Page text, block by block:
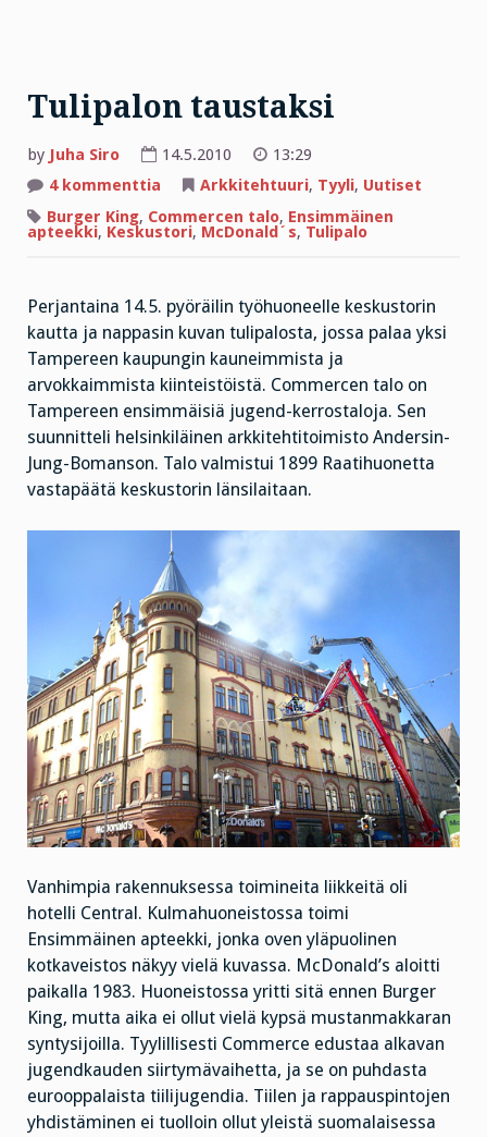
Tulipalon taustaksi
by Juha Siro 14.5.2010
13:29
4 kommenttia artikkeliin
taustaksi
Arkkitehtuuri, Tyyli, Uutiset
Burger King, Commercen talo, Ensimmäinen
apteekki, Keskustori, McDonald´s, Tulipalo
Perjantaina 14.5. pyöräilin työhuoneelle keskustorin
kautta ja nappasin kuvan tulipalosta, jossa palaa yksi
Tampereen kaupungin kauneimmista ja
arvokkaimmista kiinteistöistä. Commercen talo on
Tampereen ensimmäisiä jugend-kerrostaloja. Sen
suunnitteli helsinkiläinen arkkitehtitoimisto Andersin-
Jung-Bomanson. Talo valmistui 1899 Raatihuonetta
vastapäätä keskustorin länsilaitaan.
Vanhimpia rakennuksessa toimineita liikkeitä oli
hotelli Central. Kulmahuoneistossa toimi
Ensimmäinen apteekki, jonka oven yläpuolinen
kotkaveistos näkyy vielä kuvassa. McDonald’s aloitti
paikalla 1983. Huoneistossa yritti sitä ennen Burger
King, mutta aika ei ollut vielä kypsä mustanmakkaran
syntysijoilla. Tyylillisesti Commerce edustaa alkavan
jugendkauden siirtymävaihetta, ja se on puhdasta
eurooppalaista tiilijugendia. Tiilen ja rappauspintojen
yhdistäminen ei tuolloin ollut yleistä suomalaisessa